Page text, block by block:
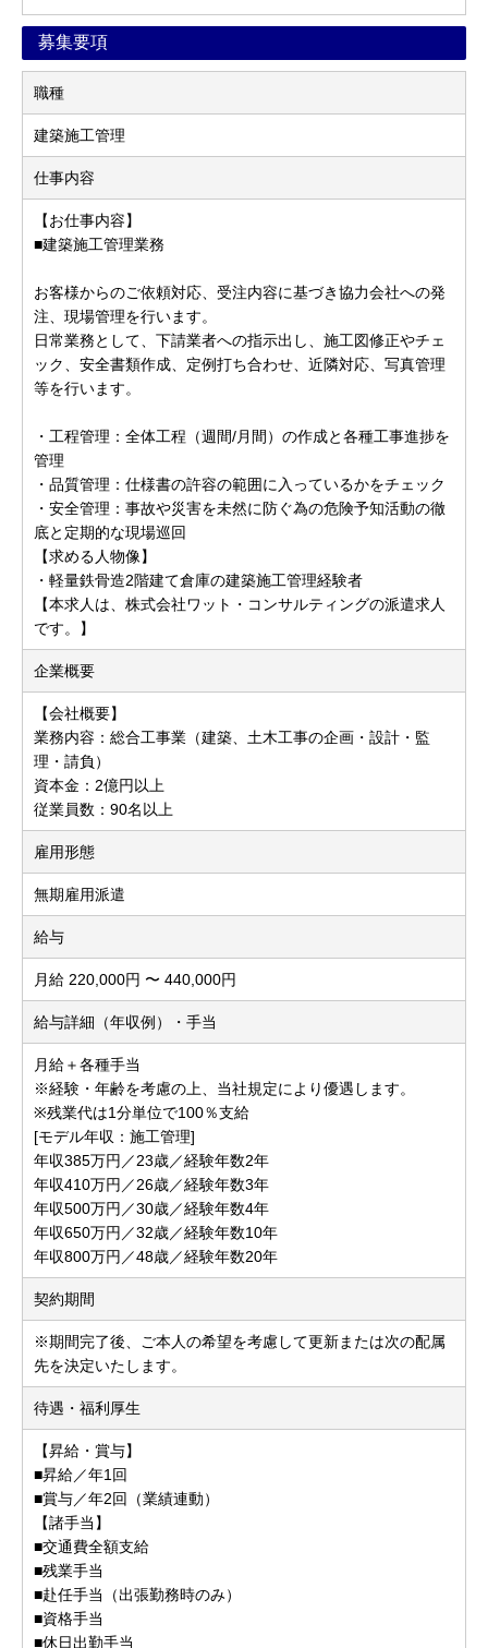
募集要項
職種
建築施工管理
仕事内容
【お仕事内容】
■建築施工管理業務
お客様からのご依頼対応、受注内容に基づき協力会社への発
注、現場管理を行います。
日常業務として、下請業者への指示出し、施工図修正やチェ
ック、安全書類作成、定例打ち合わせ、近隣対応、写真管理
等を行います。
・工程管理：全体工程（週間/月間）の作成と各種工事進捗を
管理
・品質管理：仕様書の許容の範囲に入っているかをチェック
・安全管理：事故や災害を未然に防ぐ為の危険予知活動の徹
底と定期的な現場巡回
【求める人物像】
・軽量鉄骨造2階建て倉庫の建築施工管理経験者
【本求人は、株式会社ワット・コンサルティングの派遣求人
です。】
企業概要
【会社概要】
業務内容：総合工事業（建築、土木工事の企画・設計・監
理・請負）
資本金：2億円以上
従業員数：90名以上
雇用形態
無期雇用派遣
給与
月給 220,000円 〜 440,000円
給与詳細（年収例）・手当
月給＋各種手当
※経験・年齢を考慮の上、当社規定により優遇します。
※残業代は1分単位で100％支給
[モデル年収：施工管理]
年収385万円／23歳／経験年数2年
年収410万円／26歳／経験年数3年
年収500万円／30歳／経験年数4年
年収650万円／32歳／経験年数10年
年収800万円／48歳／経験年数20年
契約期間
※期間完了後、ご本人の希望を考慮して更新または次の配属
先を決定いたします。
待遇・福利厚生
【昇給・賞与】
■昇給／年1回
■賞与／年2回（業績連動）
【諸手当】
■交通費全額支給
■残業手当
■赴任手当（出張勤務時のみ）
■資格手当
■休日出勤手当